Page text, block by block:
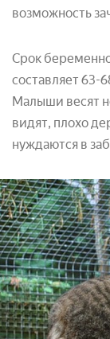
возможность
Срок
составляет 63-
Малыши весят
видят, плохо
нуждаются в